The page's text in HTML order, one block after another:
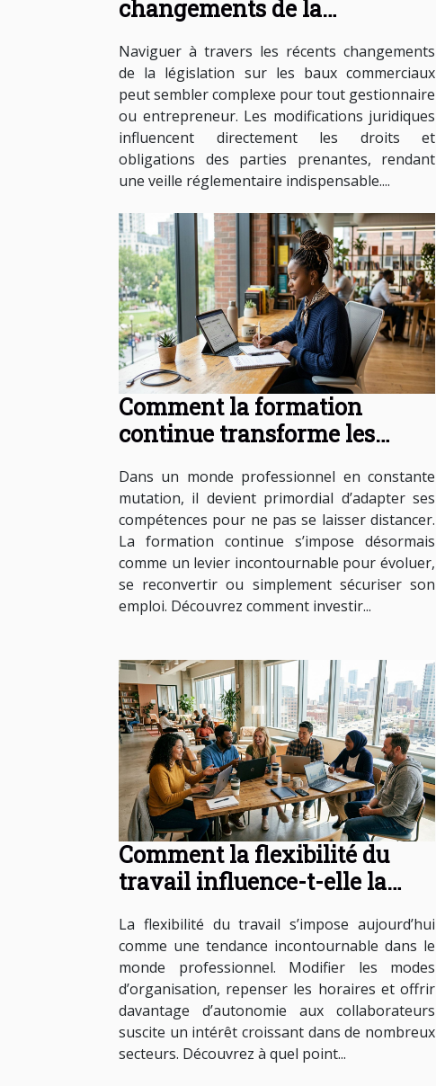
changements de la
commerciaux ?
Naviguer à travers les récents changements
de la législation sur les baux commerciaux
peut sembler complexe pour tout gestionnaire
ou entrepreneur. Les modifications juridiques
influencent directement les droits et
obligations des parties prenantes, rendant
une veille réglementaire indispensable....
Comment la formation
continue transforme les
Dans un monde professionnel en constante
mutation, il devient primordial d’adapter ses
compétences pour ne pas se laisser distancer.
La formation continue s’impose désormais
comme un levier incontournable pour évoluer,
se reconvertir ou simplement sécuriser son
emploi. Découvrez comment investir...
Comment la flexibilité du
travail influence-t-elle la
La flexibilité du travail s’impose aujourd’hui
comme une tendance incontournable dans le
monde professionnel. Modifier les modes
d’organisation, repenser les horaires et offrir
davantage d’autonomie aux collaborateurs
suscite un intérêt croissant dans de nombreux
secteurs. Découvrez à quel point...